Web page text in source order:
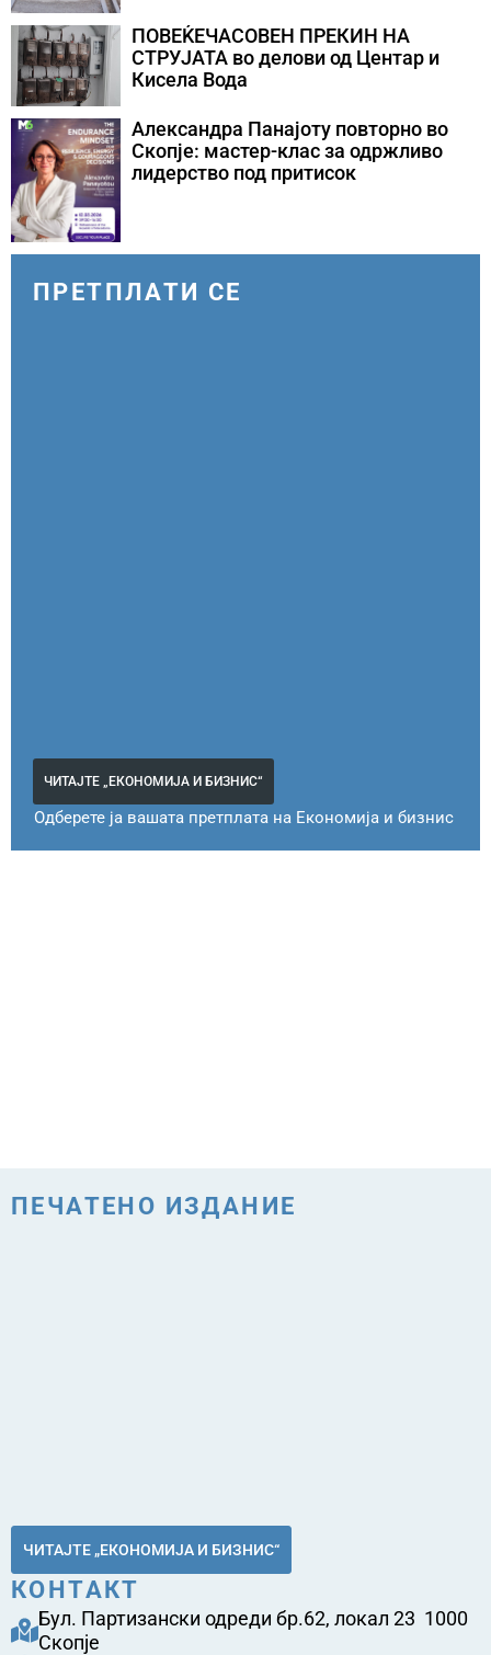
ПОВЕЌЕЧАСОВЕН ПРЕКИН НА
СТРУЈАТА во делови од Центар и
Кисела Вода
Александра Панајоту повторно во
Скопје: мастер-клас за одржливо
лидерство под притисок
ПРЕТПЛАТИ СЕ
ЧИТАЈТЕ „ЕКОНОМИЈА И БИЗНИС“
Одберете ја вашата претплата на Економија и бизнис
ПЕЧАТЕНО ИЗДАНИЕ
ЧИТАЈТЕ „ЕКОНОМИЈА И БИЗНИС“
КОНТАКТ
Бул. Партизански одреди бр.62, локал 23 1000
Скопје